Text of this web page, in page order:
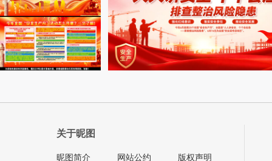
关于昵图
昵图简介 网站公约 版权声明